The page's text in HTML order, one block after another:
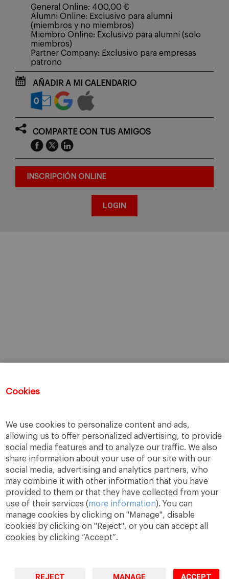
Cookies
We use cookies to personalize content and ads,
allowing us to offer personalized advertising, to provide
social media features and to analyze our traffic. We also
share information about your use of our site with our
social media, advertising and analytics partners, who
may combine it with other information that you have
provided to them or that they have collected from your
use of their services (more information). You can
manage cookies by clicking on "Manage", disable
cookies by clicking on "Reject", or you can accept all
cookies by clicking “Accept”.
REJECT MANAGE ACCEPT
General Online: 400,00 €
Alumni Online: Exclusivo para alumni
(miembros y no miembros)
Miembro Online: Exclusivo para alumni (solo
miembros)
Partner Company: Exclusivo para empresas
patrono
AÑADIR A MI CALENDARIO
COMPARTE CON TUS AMIGOS
INSCRIPCIÓN ONLINE
Barcelona · Madrid · New York · Munich · São Paulo